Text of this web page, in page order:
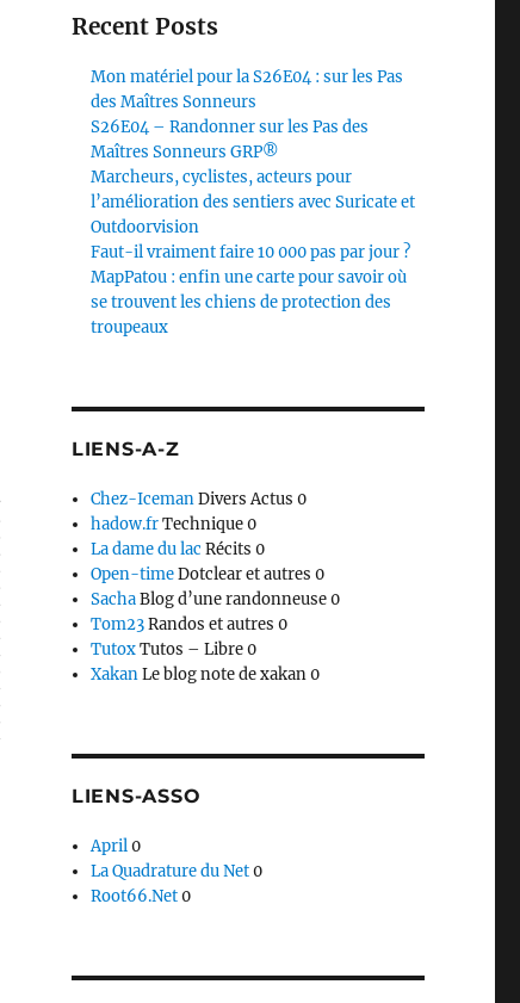
Recent Posts
Mon matériel pour la S26E04 : sur les Pas
des Maîtres Sonneurs
S26E04 – Randonner sur les Pas des
Maîtres Sonneurs GRP®
Marcheurs, cyclistes, acteurs pour
l’amélioration des sentiers avec Suricate et
Outdoorvision
Faut-il vraiment faire 10 000 pas par jour ?
MapPatou : enfin une carte pour savoir où
se trouvent les chiens de protection des
troupeaux
LIENS-A-Z
Chez-IcemanDivers Actus 0
hadow.frTechnique 0
La dame du lac Récits 0
Open-timeDotclear et autres 0
SachaBlog d’une randonneuse 0
Tom23Randos et autres 0
TutoxTutos – Libre 0
XakanLe blog note de xakan 0
LIENS-ASSO
April0
La Quadrature du Net0
Root66.Net0